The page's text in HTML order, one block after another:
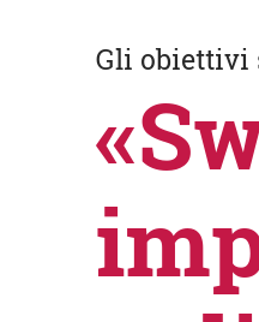
Gli obiettivi